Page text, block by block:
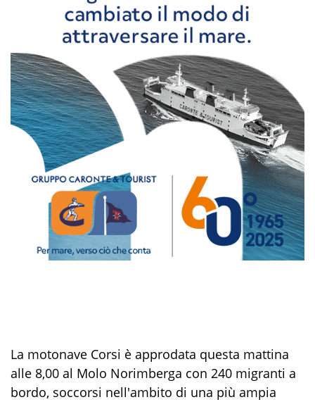
La motonave Corsi è approdata questa mattina
alle 8,00 al Molo Norimberga con 240 migranti a
bordo, soccorsi nell'ambito di una più ampia